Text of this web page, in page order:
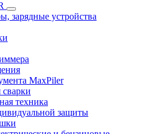
зарядные устройства
MaxPiler
сварки
техника
защиты